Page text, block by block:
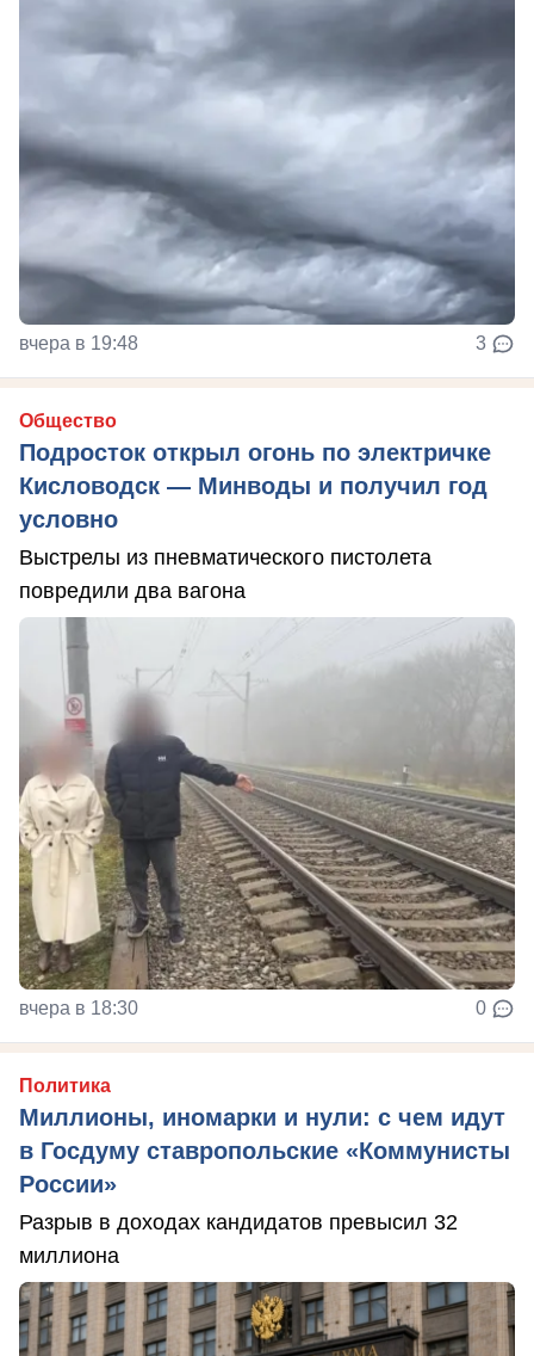
вчера в 19:48 3
Общество
Подросток открыл огонь по электричке
Кисловодск — Минводы и получил год
условно
Выстрелы из пневматического пистолета
повредили два вагона
вчера в 18:30 0
Политика
Миллионы, иномарки и нули: с чем идут
в Госдуму ставропольские «Коммунисты
России»
Разрыв в доходах кандидатов превысил 32
миллиона